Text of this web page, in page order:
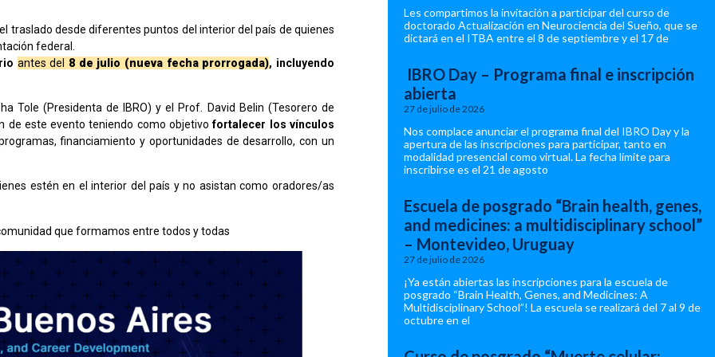
traslado desde diferentes puntos del interior del país de quienes
federal.
antes del 8 de julio (nueva fecha prorrogada), incluyendo
Tole (Presidenta de IBRO) y el Prof. David Belin (Tesorero de
de este evento teniendo como objetivofortalecer los vínculos
financiamiento y oportunidades de desarrollo, con un
estén en el interior del país y no asistan como oradores/as
que formamos entre todos y todas
Les compartimos la invitación a participar del curso de
doctorado Actualización en Neurociencia del Sueño, que se
dictará en el ITBA entre el 8 de septiembre y el 17 de
IBRO Day – Programa final e inscripción
abierta
27 de julio de 2026
Nos complace anunciar el programa final del IBRO Day y la
apertura de las inscripciones para participar, tanto en
modalidad presencial como virtual. La fecha límite para
inscribirse es el 21 de agosto
Escuela de posgrado “Brain health, genes,
and medicines: a multidisciplinary school”
– Montevideo, Uruguay
27 de julio de 2026
¡Ya están abiertas las inscripciones para la escuela de
posgrado “Brain Health, Genes, and Medicines: A
Multidisciplinary School”! La escuela se realizará del 7 al 9 de
octubre en el